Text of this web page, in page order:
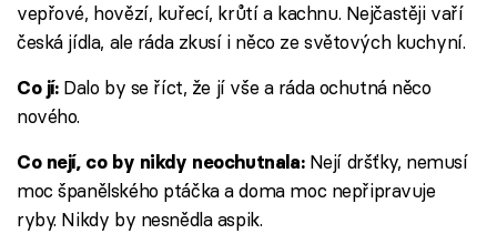
vepřové, hovězí, kuřecí, krůtí a kachnu. Nejčastěji vaří
česká jídla, ale ráda zkusí i něco ze světových kuchyní.
Co jí:Dalo by se říct, že jí vše a ráda ochutná něco
nového.
Co nejí, co by nikdy neochutnala: Nejí dršťky, nemusí
moc španělského ptáčka a doma moc nepřipravuje
ryby. Nikdy by nesnědla aspik.